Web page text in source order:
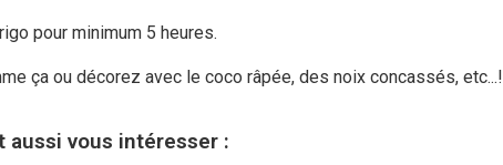
pour minimum 5 heures.
ça ou décorez avec le coco râpée, des noix concassés, etc...!
aussi vous intéresser :